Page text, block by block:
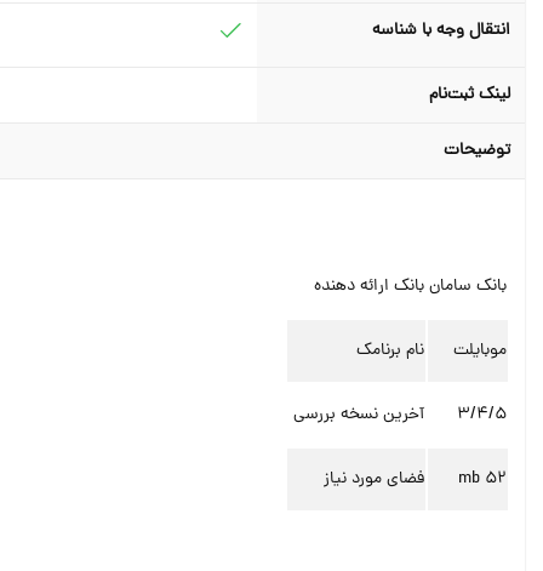
انتقال وجه با شناسه
لینک ثبت‌نام
توضیحات
بانک سامانبانک ارائه دهنده
موبایلت نام برنامک
3/4/5 آخرین نسخه بررسی
فضای مورد نیاز